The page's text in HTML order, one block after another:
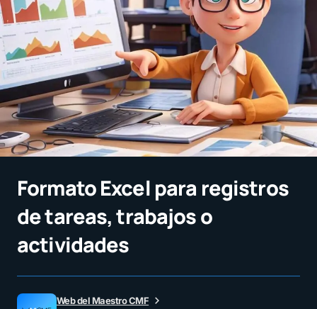
Formato Excel para registros
de tareas, trabajos o
actividades
Web del Maestro CMF